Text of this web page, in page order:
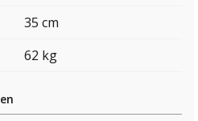
35 cm
62 kg